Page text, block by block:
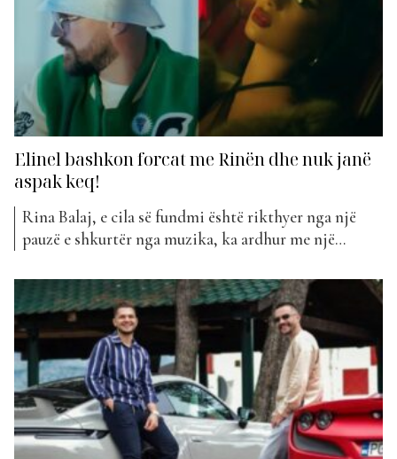
Elinel bashkon forcat me Rinën dhe nuk janë
aspak keq!
Rina Balaj, e cila së fundmi është rikthyer nga një
pauzë e shkurtër nga muzika, ka ardhur me një
bashkojë forcat me reperin e njohur Elinel për
projektin e saj të fundit. “Du” mban titullin hiti i
tyre i ri që ka...